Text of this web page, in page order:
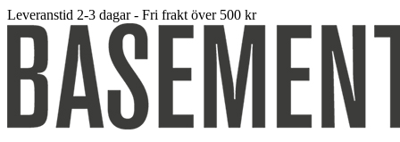
Leveranstid 2-3 dagar - Fri frakt över 500 kr